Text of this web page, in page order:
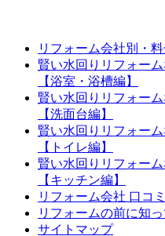
リフォーム会社別・
賢い水回りリフォー
【浴室・浴槽編】
賢い水回りリフォー
【洗面台編】
賢い水回りリフォー
【トイレ編】
賢い水回りリフォー
【キッチン編】
リフォーム会社 口コ
リフォームの前に知
サイトマップ